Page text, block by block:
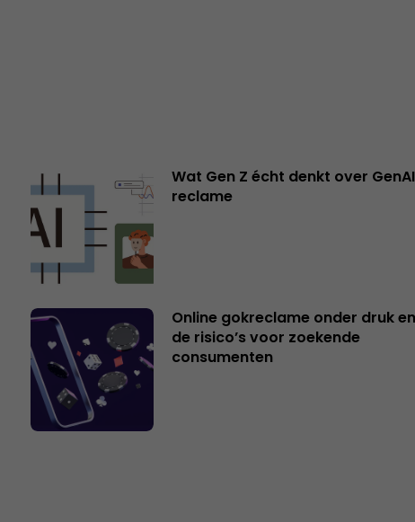
Wat Gen Z écht denkt over
reclame
Online gokreclame onder druk en
de risico’s voor zoekende
consumenten